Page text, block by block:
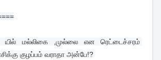
மல்லிகை ,முல்லை என ரெட்டைச்சரம்
குழப்பம் வராதா அன்பே!?